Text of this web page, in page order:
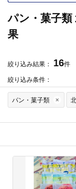
パン・菓子類
果
絞り込み結果： 16件
絞り込み条件：
パン・菓子類